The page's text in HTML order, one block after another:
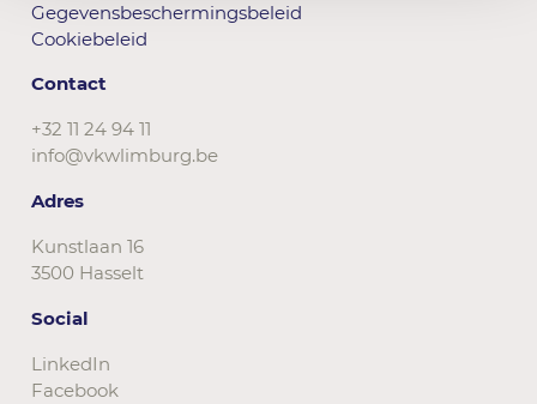
Gegevensbeschermingsbeleid
Cookiebeleid
Contact
+32 11 24 94 11
info@vkwlimburg.be
Adres
Kunstlaan 16
3500 Hasselt
Social
LinkedIn
Facebook